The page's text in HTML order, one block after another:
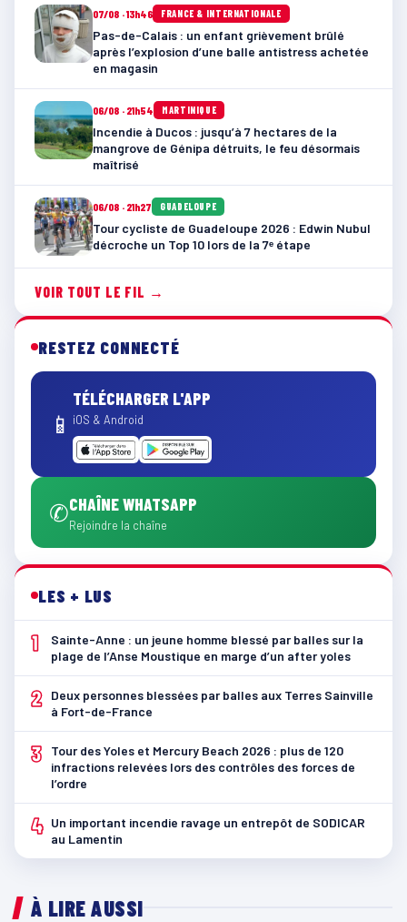
07/08 · 13h46 FRANCE & INTERNATIONALE
Pas-de-Calais : un enfant grièvement brûlé
après l’explosion d’une balle antistress achetée
en magasin
06/08 · 21h54 MARTINIQUE
Incendie à Ducos : jusqu’à 7 hectares de la
mangrove de Génipa détruits, le feu désormais
maîtrisé
06/08 · 21h27 GUADELOUPE
Tour cycliste de Guadeloupe 2026 : Edwin Nubul
décroche un Top 10 lors de la 7ᵉ étape
VOIR TOUT LE FIL →
RESTEZ CONNECTÉ
📱
TÉLÉCHARGER L'APP
iOS & Android
✆CHAÎNE WHATSAPP
Rejoindre la chaîne
LES + LUS
1
Sainte-Anne : un jeune homme blessé par balles sur la
plage de l’Anse Moustique en marge d’un after yoles
2
Deux personnes blessées par balles aux Terres Sainville
à Fort-de-France
3
Tour des Yoles et Mercury Beach 2026 : plus de 120
infractions relevées lors des contrôles des forces de
l’ordre
4 Un important incendie ravage un entrepôt de SODICAR
au Lamentin
À LIRE AUSSI